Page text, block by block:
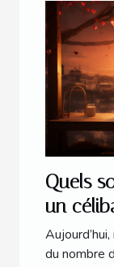
Quels
un
du nombre